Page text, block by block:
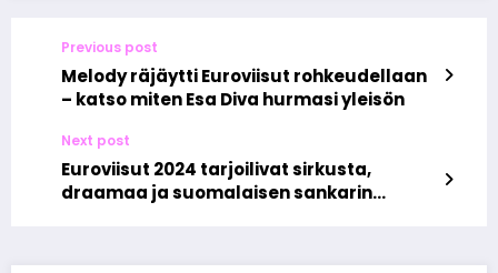
Previous post
Melody räjäytti Euroviisut rohkeudellaan
– katso miten Esa Diva hurmasi yleisön
Next post
Euroviisut 2024 tarjoilivat sirkusta,
draamaa ja suomalaisen sankarin